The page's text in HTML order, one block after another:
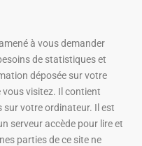
à vous demander
de statistiques et
déposée sur votre
vous visitez. Il contient
sur votre ordinateur. Il est
serveur accède pour lire et
parties de ce site ne